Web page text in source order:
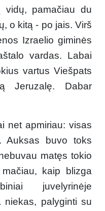
pamačiau du
o kitą - po jais. Virš
Izraelio giminės
vardas. Labai
vartus Viešpats
Jeruzalę. Dabar
net apmiriau: visas
Auksas buvo toks
matęs tokio
kaip blizga
juvelyrinėje
niekas, palyginti su